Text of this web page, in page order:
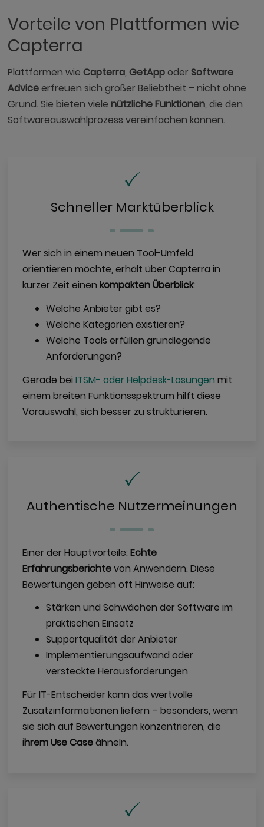
Vorteile von Plattformen wie
Capterra
Plattformen wie Capterra, GetAppoder Software
Adviceerfreuen sich großer Beliebtheit – nicht ohne
Grund. Sie bieten viele nützliche Funktionen, die den
Softwareauswahlprozess vereinfachen können.
Schneller Marktüberblick
Wer sich in einem neuen Tool-Umfeld
orientieren möchte, erhält über Capterra in
kurzer Zeit einen kompakten Überblick:
Welche Anbieter gibt es?
Welche Kategorien existieren?
Welche Tools erfüllen grundlegende
Anforderungen?
Gerade bei ITSM- oder Helpdesk-Lösungen mit
einem breiten Funktionsspektrum hilft diese
Vorauswahl, sich besser zu strukturieren.
Authentische Nutzermeinungen
Einer der Hauptvorteile: Echte
Erfahrungsberichtevon Anwendern. Diese
Bewertungen geben oft Hinweise auf:
Stärken und Schwächen der Software im
praktischen Einsatz
Supportqualität der Anbieter
Implementierungsaufwand oder
versteckte Herausforderungen
Für IT-Entscheider kann das wertvolle
Zusatzinformationen liefern – besonders, wenn
sie sich auf Bewertungen konzentrieren, die
ihrem Use Caseähneln.